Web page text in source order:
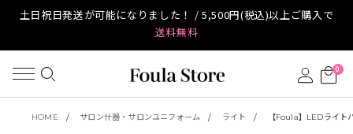
土日祝日発送が可能になりました！ / 5,500円(税込)以上ご購入で
送料無料
0
HOME サロン什器・サロンユニフォーム ライト 【Foula】LEDライト